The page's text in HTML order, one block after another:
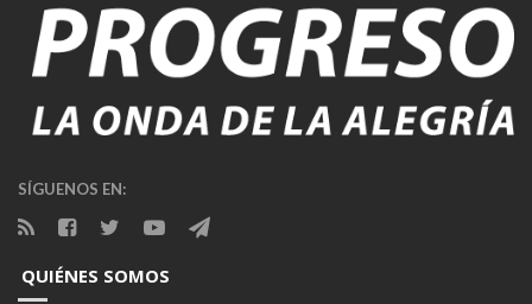
SÍGUENOS EN:
QUIÉNES SOMOS